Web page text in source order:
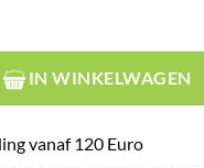
#147 spirits in the sky
IN WINKELWAGEN
vanaf 120 Euro